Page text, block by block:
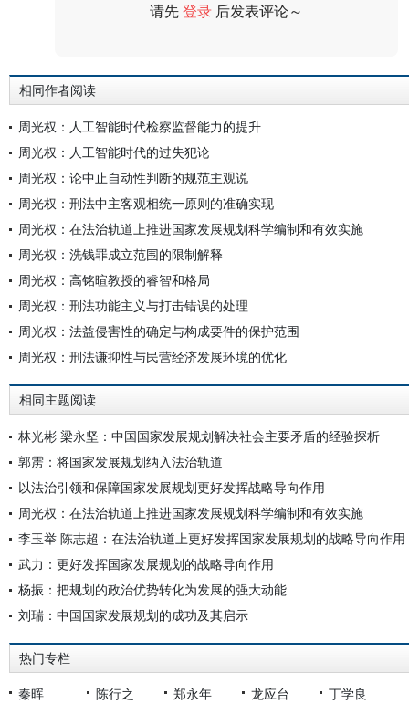
请先登录 后发表评论～
相同作者阅读
周光权：人工智能时代检察监督能力的提升
周光权：人工智能时代的过失犯论
周光权：论中止自动性判断的规范主观说
周光权：刑法中主客观相统一原则的准确实现
周光权：在法治轨道上推进国家发展规划科学编制和有效实施
周光权：洗钱罪成立范围的限制解释
周光权：高铭暄教授的睿智和格局
周光权：刑法功能主义与打击错误的处理
周光权：法益侵害性的确定与构成要件的保护范围
周光权：刑法谦抑性与民营经济发展环境的优化
相同主题阅读
林光彬 梁永坚：中国国家发展规划解决社会主要矛盾的经验探析
郭雳：将国家发展规划纳入法治轨道
以法治引领和保障国家发展规划更好发挥战略导向作用
周光权：在法治轨道上推进国家发展规划科学编制和有效实施
李玉举 陈志超：在法治轨道上更好发挥国家发展规划的战略导向作用
武力：更好发挥国家发展规划的战略导向作用
杨振：把规划的政治优势转化为发展的强大动能
刘瑞：中国国家发展规划的成功及其启示
热门专栏
秦晖 陈行之 郑永年 龙应台 丁学良